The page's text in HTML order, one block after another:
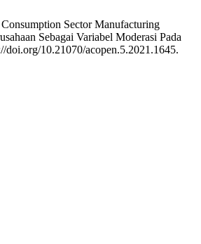
Sector Manufacturing
Sebagai Variabel Moderasi Pada
10.21070/acopen.5.2021.1645.